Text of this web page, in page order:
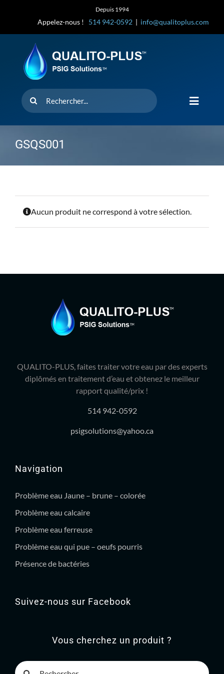
Depuis 1994
Appelez-nous ! 514 942-0592 | info@qualitoplus.com
Toggle
D’où
Produits
Rechercher
GSQS001
Aucun produit ne correspond à votre sélection.
QUALITO-PLUS, faites traiter votre eau par des experts
diplômés en traitement d’eau et obtenez le meilleur
rapport qualité/prix !
514 942-0592
psigsolutions@yahoo.ca
Navigation
Problème eau Jaune – brune – colorée
Problème eau calcaire
Problème eau ferreuse
Problème eau qui pue – oeufs pourris
Présence de bactéries
Suivez-nous sur Facebook
Vous cherchez un produit ?
Rechercher